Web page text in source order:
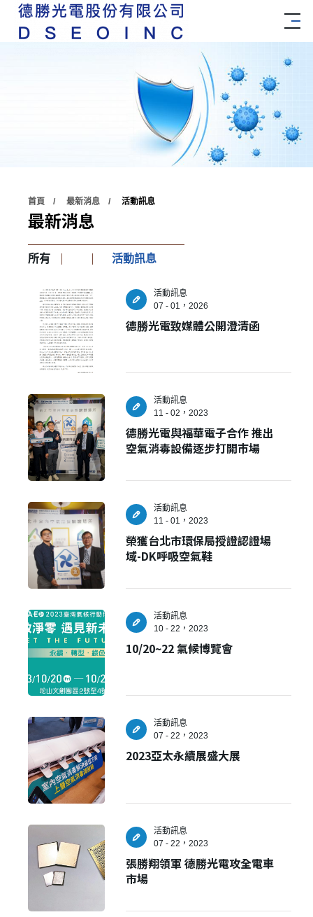
首頁 最新消息 活動訊息
最新消息
所有 活動訊息
活動訊息
07 - 01，2026
德勝光電致媒體公開澄清函
活動訊息
11 - 02，2023
德勝光電與福華電子合作 推出
空氣消毒設備逐步打開巿場
活動訊息
11 - 01，2023
榮獲台北市環保局授證認證場
域-DK呼吸空氣鞋
活動訊息
10 - 22，2023
10/20~22 氣候博覽會
活動訊息
07 - 22，2023
2023亞太永續展盛大展
活動訊息
07 - 22，2023
張勝翔領軍 德勝光電攻全電車
市場